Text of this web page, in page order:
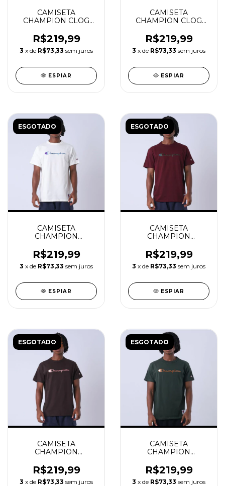
CAMISETA
CHAMPION CLOG
R$219,99
3 x de R$73,33 sem juros
ESPIAR
CAMISETA
CHAMPION CLOG
R$219,99
3 x de R$73,33 sem juros
ESPIAR
ESGOTADO
CAMISETA
CHAMPION
COLORS OFF WHITE
R$219,99
3 x de R$73,33 sem juros
ESPIAR
ESGOTADO
CAMISETA
CHAMPION
MAROON
R$219,99
3 x de R$73,33 sem juros
ESPIAR
ESGOTADO
CAMISETA
CHAMPION
COFFEE
R$219,99
3 x de R$73,33 sem juros
ESGOTADO
CAMISETA
CHAMPION
GROUND GREEN
R$219,99
3 x de R$73,33 sem juros